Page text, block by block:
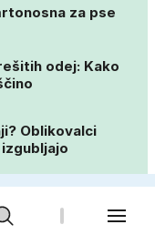
za pse
odej: Kako
Oblikovalci
drugim
valom?